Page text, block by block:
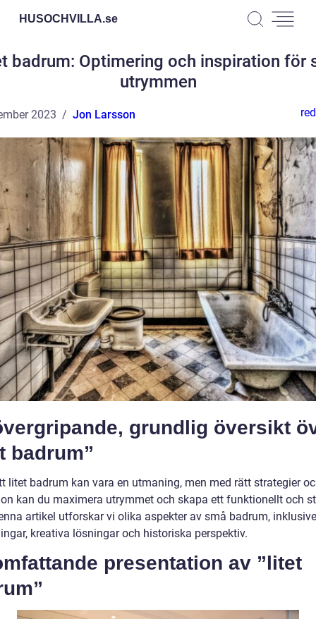
HUSOCHVILLA.se
badrum: Optimering och inspiration för
utrymmen
2023 Jon Larsson
grundlig översikt
badrum”
litet badrum kan vara en utmaning, men med rätt strategier
kan du maximera utrymmet och skapa ett funktionellt och
artikel utforskar vi olika aspekter av små badrum,
kreativa lösningar och historiska perspektiv.
presentation av ”litet